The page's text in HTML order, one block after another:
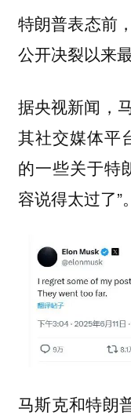
特朗普表态前
公开决裂以来
据央视新闻，
其社交媒体平
的一些关于特
容说得太过了”。
马斯克和特朗